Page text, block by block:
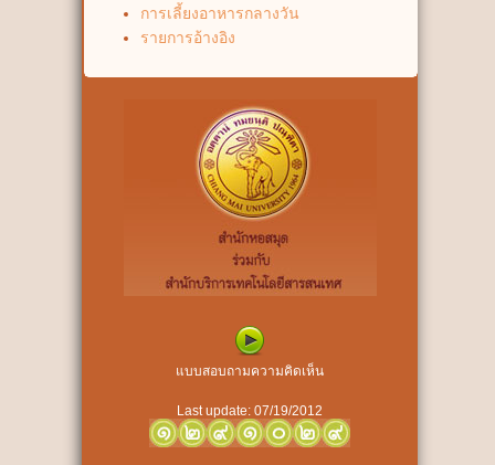
การเลี้ยงอาหารกลางวัน
รายการอ้างอิง
แบบสอบถามความคิดเห็น
Last update: 07/19/2012